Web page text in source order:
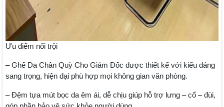
Ưu điểm nổi trội
– Ghế Da Chân Quỳ Cho Giám Đốc được thiết kế với kiểu dáng
sang trọng, hiện đại phù hợp mọi không gian văn phòng.
– Đệm tựa mút bọc da êm ái, dễ chịu giúp hỗ trợ lưng – cổ – đùi,